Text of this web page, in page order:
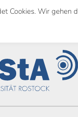
Cookies. Wir gehen